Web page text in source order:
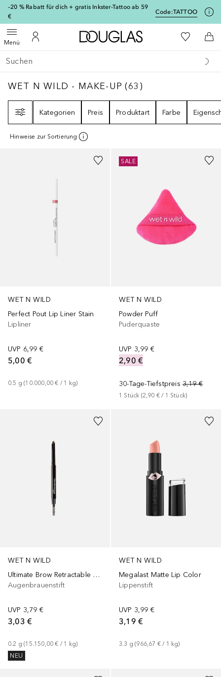
–20 % Rabatt für dich + gratis Inkster-Tattoo ab 59
€
Code:TATTOO
MenüMenü öffnenZu Meinem Kundenkonto
Zur Douglas Startseite
Zu Meiner
Gehe zurück
Suche ausführen
WET N WILD - MAKE-UP63
WET N WILD - MAKE-UP (63 )
Kategorien
Preis Produktart Farbe
Hinweise zur Sortierung
WET N WILD
Perfect Pout Lip Liner Stain
Lipliner
UVP 6,99 €
5,00 €
0.5 g (10.000,00 € / 1 kg)
WET N WILD
Powder Puff
Puderquaste
UVP 3,99 €
2,90 €
30-Tage-Tiefstpreis 3,19 €
1 Stück (2,90 € / 1 Stück)
SALE
WET N WILD
Ultimate Brow Retractable Pencil
Augenbrauenstift
UVP 3,79 €
3,03 €
0.2 g (15.150,00 € / 1 kg)
NEU
WET N WILD
Megalast Matte Lip Color
Lippenstift
UVP 3,99 €
3,19 €
3.3 g (966,67 € / 1 kg)
+9
[navigation.slideout.screenreader]